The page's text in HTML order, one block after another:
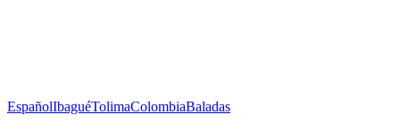
EspañolIbaguéTolimaColombiaBaladas